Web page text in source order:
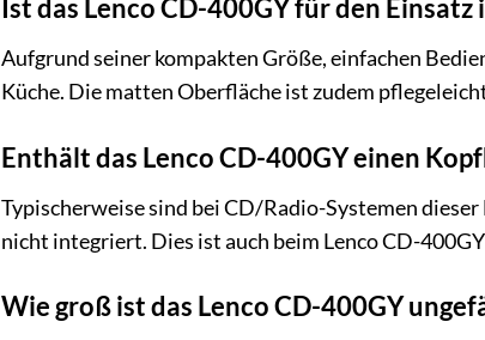
Ist das Lenco CD-400GY für den Einsatz
Aufgrund seiner kompakten Größe, einfachen
Küche. Die matten Oberfläche ist zudem
Enthält das Lenco CD-400GY einen
Typischerweise sind bei CD/Radio-Systemen
nicht integriert. Dies ist auch beim Lenco CD-
Wie groß ist das Lenco CD-400GY